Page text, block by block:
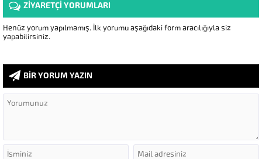
ZİYARETÇİ YORUMLARI
Henüz yorum yapılmamış. İlk yorumu aşağıdaki form aracılığıyla siz
yapabilirsiniz.
BİR YORUM YAZIN